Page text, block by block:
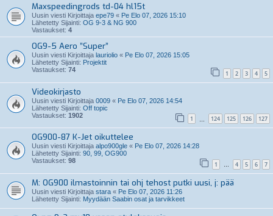
Maxspeedingrods td-04 hl15t
Uusin viesti Kirjoittaja epe79 « Pe Elo 07, 2026 15:10
Lähetetty Sijainti: OG 9-3 & NG 900
Vastaukset: 4
OG9-5 Aero ”Super”
Uusin viesti Kirjoittaja lauriolio « Pe Elo 07, 2026 15:05
Lähetetty Sijainti: Projektit
Vastaukset: 74 1 2 3 4 5
Videokirjasto
Uusin viesti Kirjoittaja 0009 « Pe Elo 07, 2026 14:54
Lähetetty Sijainti: Off topic
Vastaukset: 1902 1 124 125 126 127
OG900-87 K-Jet oikuttelee
Uusin viesti Kirjoittaja alpo900gle « Pe Elo 07, 2026 14:28
Lähetetty Sijainti: 90, 99, OG900
Vastaukset: 98 1 … 4 5 6 7
M: OG900 ilmastoinnin tai ohj tehost putki uusi, j: pää
Uusin viesti Kirjoittaja stara « Pe Elo 07, 2026 11:26
Lähetetty Sijainti: Myydään Saabin osat ja tarvikkeet